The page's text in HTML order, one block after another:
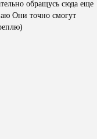
обращусь сюда еще
Они точно смогут